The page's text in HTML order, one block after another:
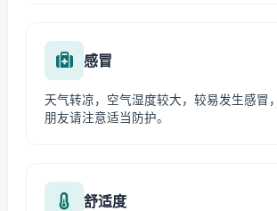
感冒
天气转凉，空气湿度较大，较易发生感冒
朋友请注意适当防护。
舒适度